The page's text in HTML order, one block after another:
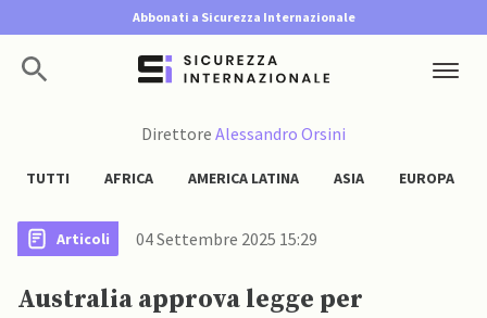
Abbonati a Sicurezza Internazionale
Direttore Alessandro Orsini
TUTTI AFRICA AMERICA LATINA ASIA EUROPA
Articoli 04 Settembre 2025 15:29
Australia approva legge per